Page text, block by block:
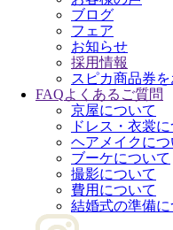
ブログ
フェア
お知らせ
採用情報
スピカ商品券
FAQよくあるご質問
京屋について
ドレス・衣裳
ヘアメイクにつ
ブーケについて
撮影について
費用について
結婚式の準備に